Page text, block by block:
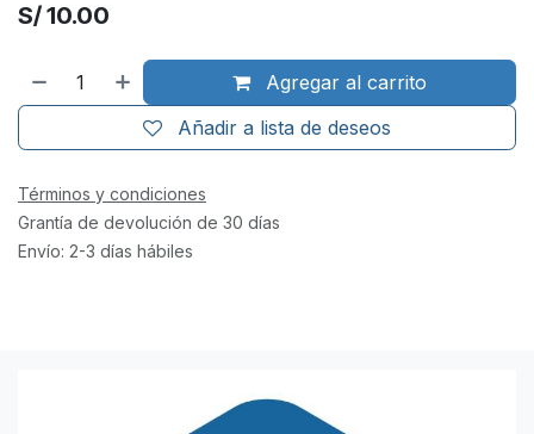
S/10.00
Agregar al carrito
Añadir a lista de deseos
Términos y condiciones
Grantía de devolución de 30 días
Envío: 2-3 días hábiles